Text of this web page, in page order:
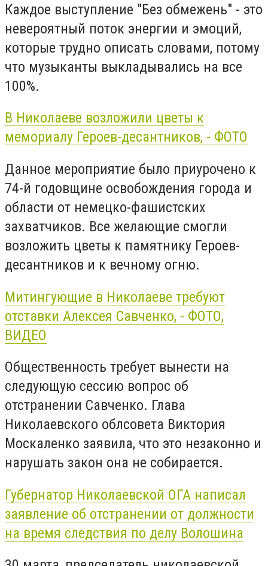
Каждое выступление "Без обмежень" - это
невероятный поток энергии и эмоций,
которые трудно описать словами, потому
что музыканты выкладывались на все
100%.
В Николаеве возложили цветы к
мемориалу Героев-десантников, - ФОТО
Данное мероприятие было приурочено к
74-й годовщине освобождения города и
области от немецко-фашистских
захватчиков. Все желающие смогли
возложить цветы к памятнику Героев-
десантников и к вечному огню.
Митингующие в Николаеве требуют
отставки Алексея Савченко, - ФОТО,
ВИДЕО
Общественность требует вынести на
следующую сессию вопрос об
отстранении Савченко. Глава
Николаевского облсовета Виктория
Москаленко заявила, что это незаконно и
нарушать закон она не собирается.
Губернатор Николаевской ОГА написал
заявление об отстранении от должности
на время следствия по делу Волошина